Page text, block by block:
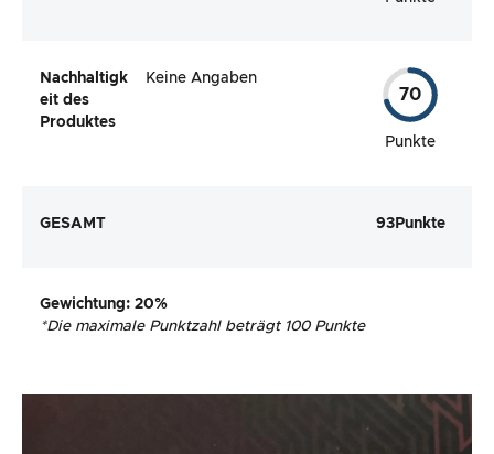
Nachhaltigk
eit des
Produktes
Keine Angaben
70
Punkte
GESAMT 93Punkte
Gewichtung: 20%
*Die maximale Punktzahl beträgt 100 Punkte